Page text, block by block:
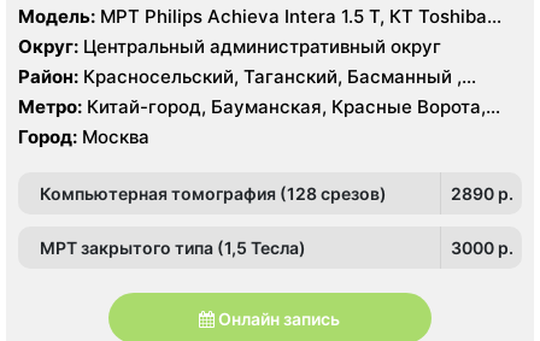
Модель: МРТ Philips Achieva Intera 1.5 T, КТ Toshiba
Aquilion CXL 128 срезов, УЗИ
Округ: Центральный административный округ
Район: Красносельский, Таганский, Басманный ,
Тверской
Метро: Китай-город, Бауманская, Красные Ворота,
Кузнецкий мост, Курская, Лубянка, Площадь Ильича,
Сретенский бульвар, Таганская, Чкаловская
Город: Москва
Компьютерная томография (128 срезов) 2890 p.
МРТ закрытого типа (1,5 Тесла) 3000 p.
Онлайн запись